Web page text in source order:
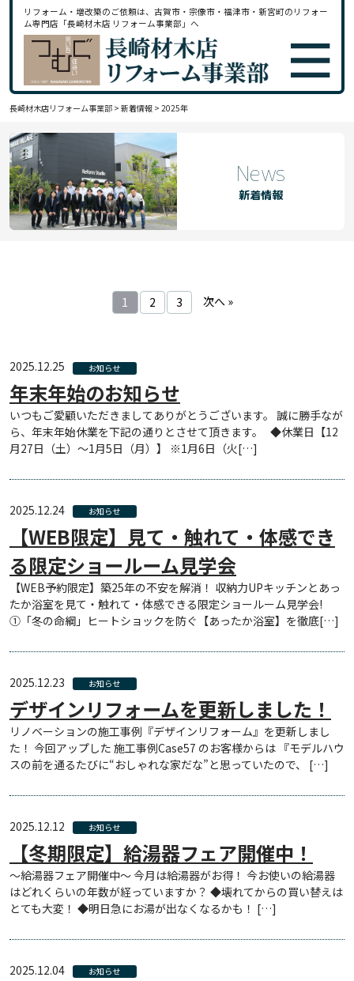
リフォーム・増改築のご依頼は、古賀市・宗像市・福津市・新宮町のリフォー
ム専門店「長崎材木店 リフォーム事業部」へ
長崎材木店リフォーム事業部 > 新着情報 > 2025年
News
新着情報
1 2 3 次へ »
2025.12.25 お知らせ
年末年始のお知らせ
いつもご愛顧いただきましてありがとうございます。 誠に勝手なが
ら、年末年始休業を下記の通りとさせて頂きます。 ◆休業日【12
月27日（土）～1月5日（月）】 ※1月6日（火[…]
2025.12.24 お知らせ
【WEB限定】見て・触れて・体感でき
る限定ショールーム見学会
【WEB予約限定】築25年の不安を解消！ 収納力UPキッチンとあっ
たか浴室を見て・触れて・体感できる限定ショールーム見学会!
①「冬の命綱」ヒートショックを防ぐ【あったか浴室】を徹底[…]
2025.12.23 お知らせ
デザインリフォームを更新しました！
リノベーションの施工事例『デザインリフォーム』を更新しまし
た！ 今回アップした 施工事例Case57 のお客様からは 『モデルハウ
スの前を通るたびに“おしゃれな家だな”と思っていたので、 […]
2025.12.12 お知らせ
【冬期限定】給湯器フェア開催中！
～給湯器フェア開催中～ 今月は給湯器がお得！ 今お使いの給湯器
はどれくらいの年数が経っていますか？ ◆壊れてからの買い替えは
とても大変！ ◆明日急にお湯が出なくなるかも！ […]
2025.12.04 お知らせ